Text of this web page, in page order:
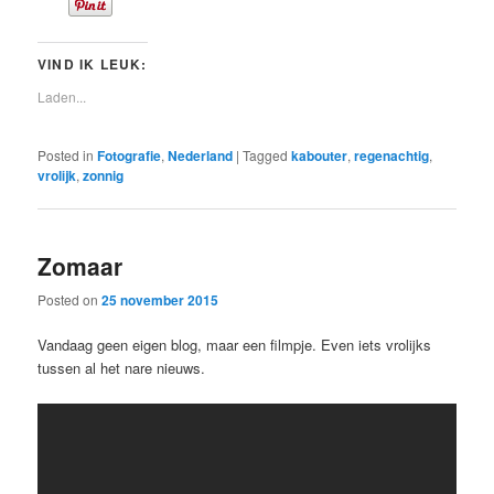
VIND IK LEUK:
Laden...
Posted in Fotografie,Nederland |Tagged kabouter,regenachtig,
vrolijk,zonnig
Zomaar
Posted on25 november 2015
Vandaag geen eigen blog, maar een filmpje. Even iets vrolijks
tussen al het nare nieuws.